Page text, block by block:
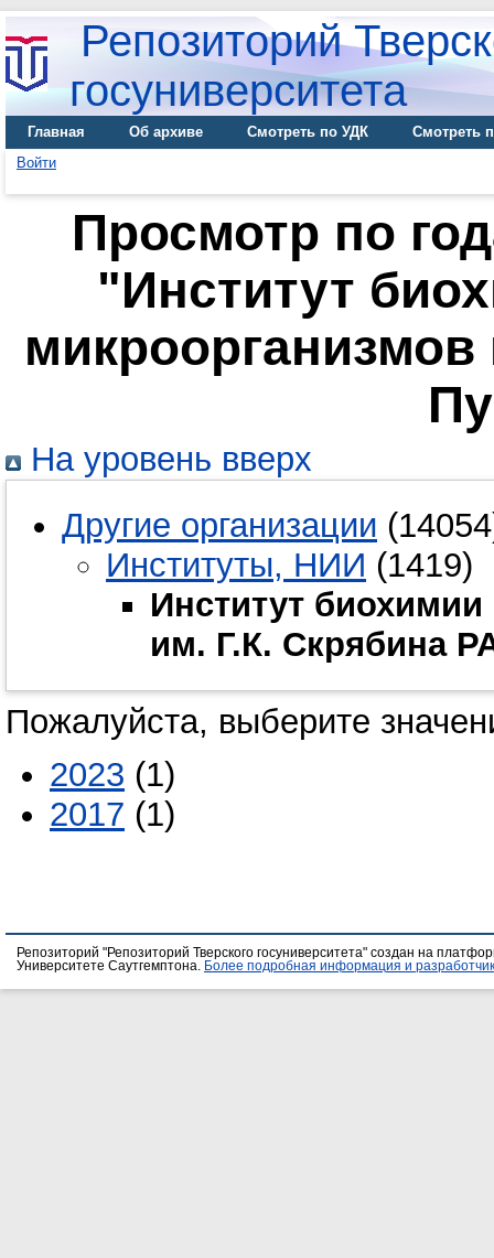
Репозиторий
госуниверситета
Главная Об архиве Смотреть по УДК
Смотреть
Войти
Просмотр по
"Институт
На уровень вверх
Другие организации
Институты, НИИ (1419)
Институт
им. Г.К. Скрябина
Пожалуйста, выберите
2023 (1)
2017 (1)
Репозиторий "Репозиторий Тверского госуниверситета" создан на
Университете Саутгемптона.
Более подробная информация и